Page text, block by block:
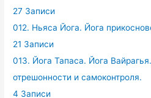
27 Записи
012. Ньяса Йога. Йога
21 Записи
013. Йога Тапаса. Йога
отрешонности и самоконтроля.
4 Записи